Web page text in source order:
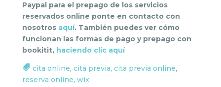
Paypal para el prepago de los servicios
reservados online ponte en contacto con
nosotros aquí. También puedes ver cómo
funcionan las formas de pago y prepago con
bookitit,haciendo clic aquí
cita online, cita previa, cita previa online,
reserva online, wix